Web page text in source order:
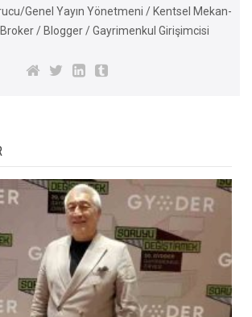
Genel Yayın Yönetmeni / Kentsel Mekan-
/ Blogger / Gayrimenkul Girişimcisi